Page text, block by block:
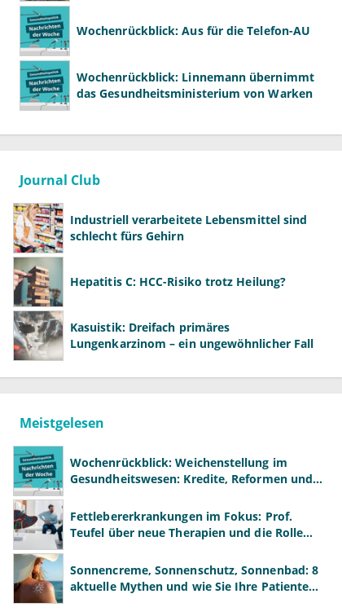
Wochenrückblick: Aus für die Telefon-AU
Wochenrückblick: Linnemann übernimmt
das Gesundheitsministerium von Warken
Journal Club
Industriell verarbeitete Lebensmittel sind
schlecht fürs Gehirn
Hepatitis C: HCC-Risiko trotz Heilung?
Kasuistik: Dreifach primäres
Lungenkarzinom – ein ungewöhnlicher Fall
Meistgelesen
Wochenrückblick: Weichenstellung im
Gesundheitswesen: Kredite, Reformen und
Fettlebererkrankungen im Fokus: Prof.
Teufel über neue Therapien und die Rolle
Sonnencreme, Sonnenschutz, Sonnenbad: 8
aktuelle Mythen und wie Sie Ihre Patienten